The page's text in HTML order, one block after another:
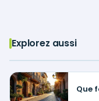
Explorez aussi
Que